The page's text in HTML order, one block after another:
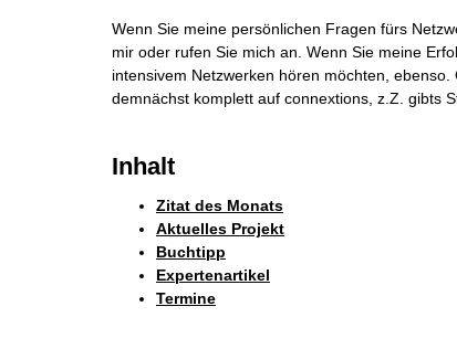
Wenn Sie meine persönlichen Fragen fürs
mir oder rufen Sie mich an. Wenn Sie meine
intensivem Netzwerken hören möchten,
demnächst komplett auf connextions, z.Z. gibts
Inhalt
Zitat des Monats
Aktuelles Projekt
Buchtipp
Expertenartikel
Termine